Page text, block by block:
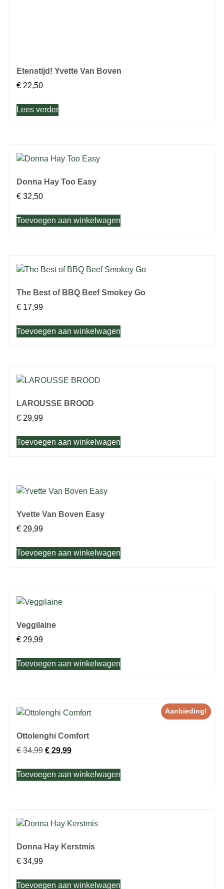
Etenstijd! Yvette Van Boven
€ 22,50
Lees verder
Donna Hay Too Easy
€ 32,50
Toevoegen aan winkelwagen
The Best of BBQ Beef Smokey Go
€ 17,99
Toevoegen aan winkelwagen
LAROUSSE BROOD
€ 29,99
Toevoegen aan winkelwagen
Yvette Van Boven Easy
€ 29,99
Toevoegen aan winkelwagen
Veggilaine
€ 29,99
Toevoegen aan winkelwagen
Aanbieding!
Ottolenghi Comfort
€34,99 € 29,99
Toevoegen aan winkelwagen
Donna Hay Kerstmis
€ 34,99
Toevoegen aan winkelwagen